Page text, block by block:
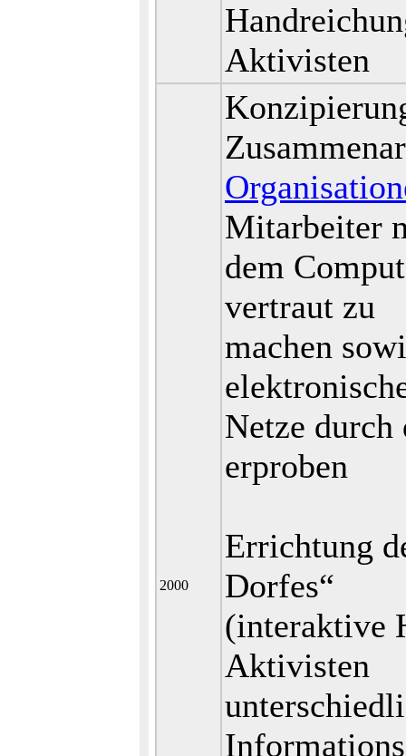
Aktivisten
2000
Mitarbeiter
dem
vertraut zu
machen
Netze
erproben
Errichtung
Dorfes“
(interaktive
Aktivisten